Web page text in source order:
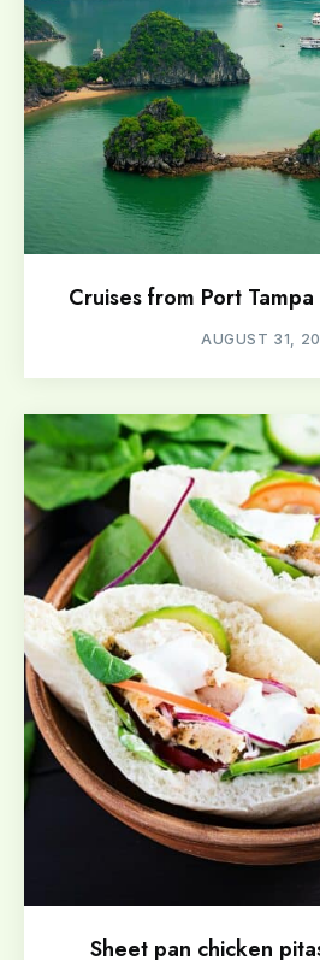
Cruises from Port
AUGUST 31,
Sheet pan chicken